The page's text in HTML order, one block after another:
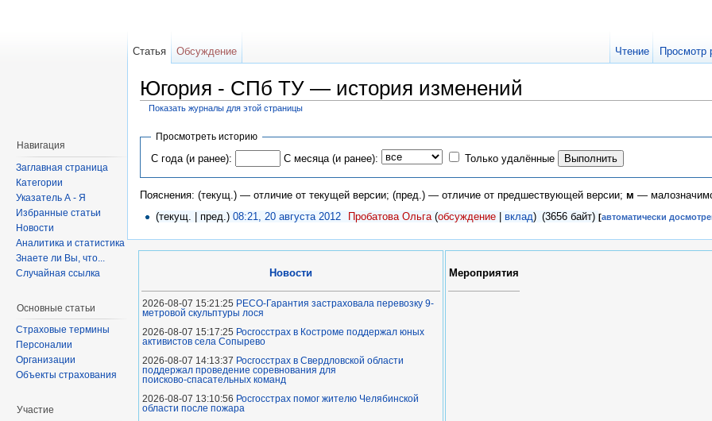
Югория - СПб ТУ — история изменений
Показать журналы для этой страницы
Просмотреть историю
С года (и ранее): С месяца (и ранее): Только удалённые
Пояснения: (текущ.) — отличие от текущей версии; (пред.) — отличие от предшествующей версии; м —
(текущ. | пред.)08:21, 20 августа 2012 Пробатова Ольга (обсуждение | вклад) (3656 байт) [автоматически
Статья Обсуждение Чтение Просмотр
Навигация
Заглавная страница
Категории
Указатель А - Я
Избранные статьи
Новости
Аналитика и статистика
Знаете ли Вы, что...
Случайная ссылка
Основные статьи
Страховые термины
Персоналии
Организации
Объекты страхования
Участие
Новости
2026-08-07 15:21:25 РЕСО-Гарантия застраховала перевозку 9-
метровой скульптуры лося
2026-08-07 15:17:25 Росгосстрах в Костроме поддержал юных
активистов села Сопырево
2026-08-07 14:13:37 Росгосстрах в Свердловской области
поддержал проведение соревнования для
поисково‑спасательных команд
2026-08-07 13:10:56 Росгосстрах помог жителю Челябинской
области после пожара
Мероприятия